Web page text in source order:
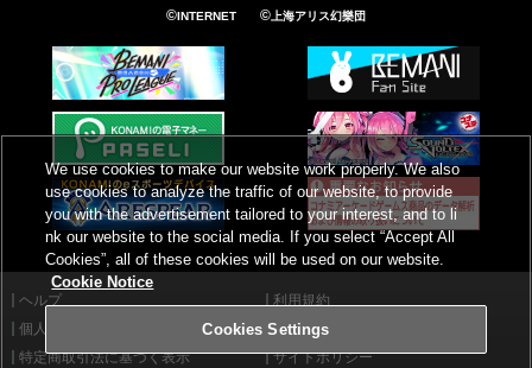
©INTERNET ©上海アリス幻樂団
ヘルプ
利用規約
個人情報等保護方針
外部送信について
特定商取引法に基づく表示
サイトポリシー
We use cookies to make our website work properly. We also
use cookies to analyze the traffic of our website, to provide
you with the advertisement tailored to your interest, and to li
nk our website to the social media. If you select “Accept All
Cookies”, all of these cookies will be used on our website.
Cookie Notice
Cookies Settings